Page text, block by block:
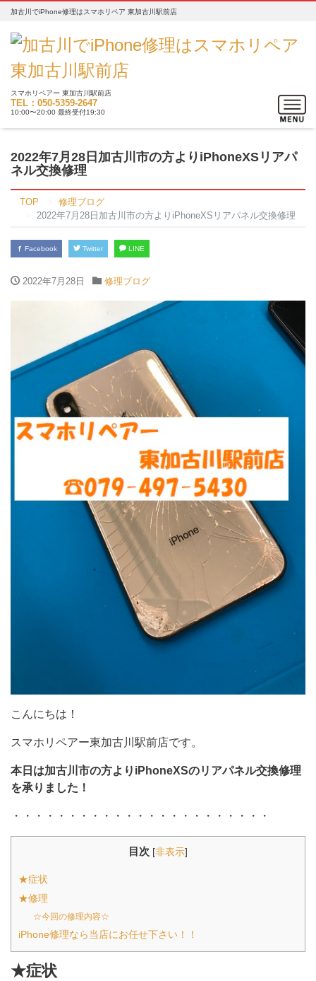
加古川でiPhone修理はスマホリペア 東加古川駅前店
スマホリペアー 東加古川駅前店
TEL：050-5359-2647
10:00〜20:00 最終受付19:30
Toggle
2022年7月28日加古川市の方よりiPhoneXSリアパ
ネル交換修理
TOP
修理ブログ
2022年7月28日加古川市の方よりiPhoneXSリアパネル交換修理
Facebook Twitter LINE
2022年7月28日 修理ブログ
こんにちは！
スマホリペアー東加古川駅前店です。
本日は加古川市の方よりiPhoneXSのリアパネル交換修理
を承りました！
・・・・・・・・・・・・・・・・・・・・・・・
目次 [非表示]
★症状
★修理
☆今回の修理内容☆
iPhone修理なら当店にお任せ下さい！！
★症状